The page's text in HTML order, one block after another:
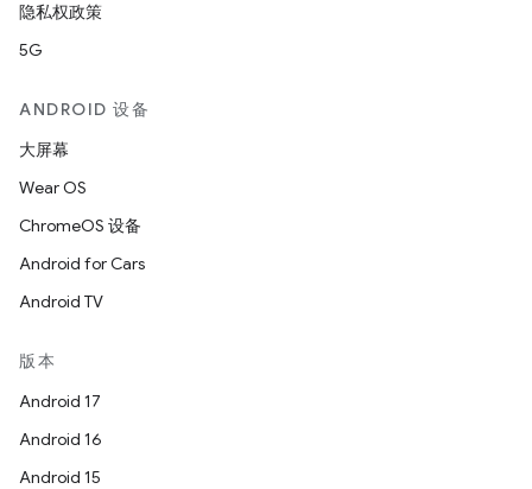
隐私权政策
5G
ANDROID 设备
大屏幕
Wear OS
ChromeOS 设备
Android for Cars
Android TV
版本
Android 17
Android 16
Android 15